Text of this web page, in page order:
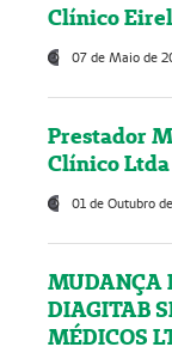
Clínico
07 de Maio de
Prestador
Clínico
01 de Outubro
MUDANÇA
DIAGITAB
MÉDICOS